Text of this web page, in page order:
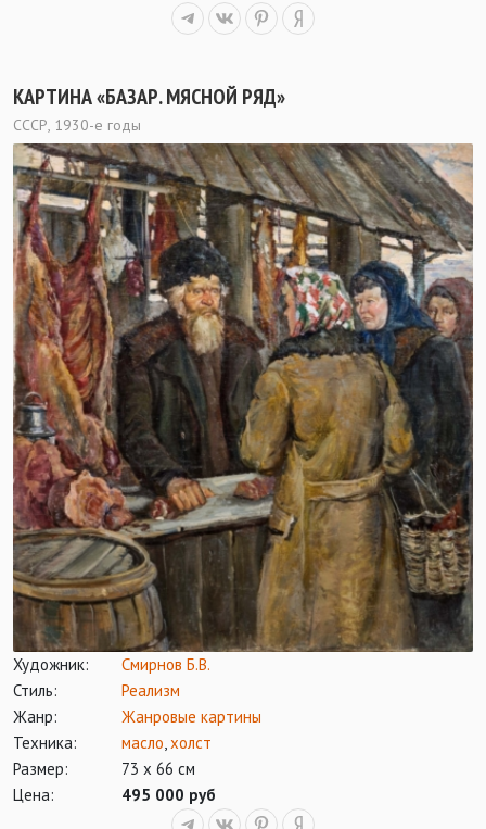
КАРТИНА «БАЗАР. МЯСНОЙ РЯД»
СССР, 1930-е годы
Художник:
Смирнов Б.В.
Стиль:
Реализм
Жанр:
Жанровые картины
Техника:
масло,холст
Размер:
73 х 66 см
Цена:
495 000 руб